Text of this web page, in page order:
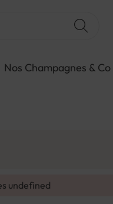
Nos Champagnes & Co
undefined